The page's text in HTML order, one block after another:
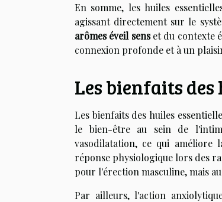
En somme, les huiles
agissant directement sur le
arômes éveil senset du contexte
connexion profonde et à un
Les bienfaits des
Les bienfaits des huiles
le bien-être au sein de
vasodilatation, ce qui
réponse physiologique lors des
pour l'érection masculine, mais
Par ailleurs, l'action